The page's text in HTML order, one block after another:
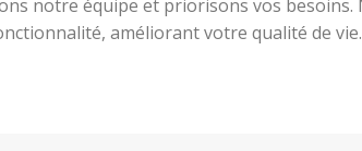
notre équipe et priorisons vos besoins.
améliorant votre qualité de vie.